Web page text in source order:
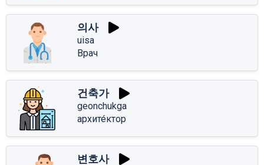
의사
uisa
Врач
건축가
geonchukga
архите́ктор
변호사